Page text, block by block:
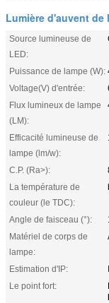
Lumière d'auvent de
Source lumineuse de
LED:
Puissance de lampe (W):
Voltage(V) d'entrée:
Flux lumineux de lampe
(LM):
Efficacité lumineuse de
lampe (lm/w):
C.P. (Ra>):
La température de
couleur (le TDC):
Angle de faisceau (°):
Matériel de corps de
lampe:
Estimation d'IP:
Le point fort: